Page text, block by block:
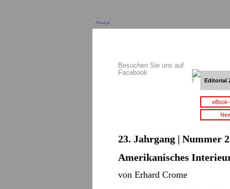
Anzeige
Besuchen Sie uns auf
Facebook
Editorial
23. Jahrgang | Nummer
Amerikanisches
von Erhard Crome